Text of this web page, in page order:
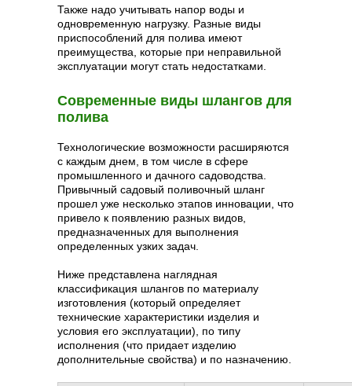
Также надо учитывать напор воды и
одновременную нагрузку. Разные виды
приспособлений для полива имеют
преимущества, которые при неправильной
эксплуатации могут стать недостатками.
Современные виды шлангов для
полива
Технологические возможности расширяются
с каждым днем, в том числе в сфере
промышленного и дачного садоводства.
Привычный садовый поливочный шланг
прошел уже несколько этапов инновации, что
привело к появлению разных видов,
предназначенных для выполнения
определенных узких задач.
Ниже представлена наглядная
классификация шлангов по материалу
изготовления (который определяет
технические характеристики изделия и
условия его эксплуатации), по типу
исполнения (что придает изделию
дополнительные свойства) и по назначению.